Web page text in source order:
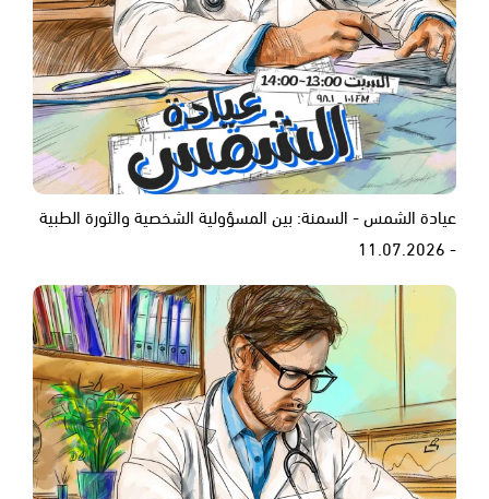
عيادة الشمس - السمنة: بين المسؤولية الشخصية والثورة الطبية
- 11.07.2026